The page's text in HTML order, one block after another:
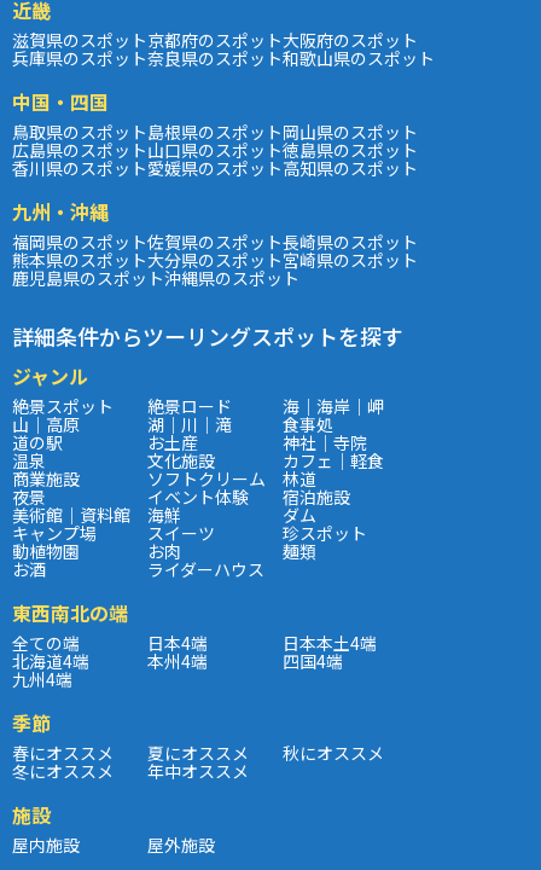
近畿
滋賀県のスポット京都府のスポット大阪府のスポット
兵庫県のスポット奈良県のスポット和歌山県のスポット
中国・四国
鳥取県のスポット島根県のスポット岡山県のスポット
広島県のスポット山口県のスポット徳島県のスポット
香川県のスポット愛媛県のスポット高知県のスポット
九州・沖縄
福岡県のスポット佐賀県のスポット長崎県のスポット
熊本県のスポット大分県のスポット宮崎県のスポット
鹿児島県のスポット沖縄県のスポット
詳細条件からツーリングスポットを探す
ジャンル
絶景スポット 絶景ロード 海｜海岸｜岬
山｜高原 湖｜川｜滝 食事処
道の駅 お土産 神社｜寺院
温泉 文化施設 カフェ｜軽食
商業施設 ソフトクリーム 林道
夜景 イベント体験 宿泊施設
美術館｜資料館 海鮮 ダム
キャンプ場 スイーツ 珍スポット
動植物園 お肉 麺類
お酒 ライダーハウス
東西南北の端
全ての端 日本4端 日本本土4端
北海道4端 本州4端 四国4端
九州4端
季節
春にオススメ 夏にオススメ 秋にオススメ
冬にオススメ 年中オススメ
施設
屋内施設 屋外施設